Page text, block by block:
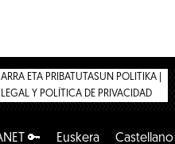
ETA PRIBATUTASUN POLITIKA |
Y POLÍTICA DE PRIVACIDAD
🔑 Euskera Castellano